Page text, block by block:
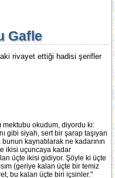
Gafle
rivayet ettiği hadisi şerifler
mektubu okudum, diyordu ki:
gibi siyah, sert bir şarap taşıyan
kaynatılarak ne kadarının
ikisi uçuncaya kadar
üçte ikisi gidiyor. Şöyle ki üçte
(geriye kalan üçte bir temiz
bu kalan üçte biri içsinler."